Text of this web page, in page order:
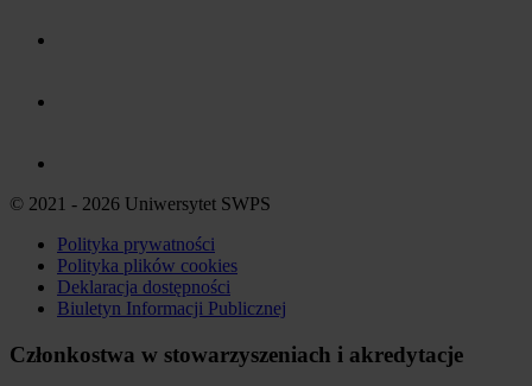
© 2021 - 2026 Uniwersytet SWPS
Polityka prywatności
Polityka plików cookies
Deklaracja dostępności
Biuletyn Informacji Publicznej
Członkostwa w stowarzyszeniach i akredytacje